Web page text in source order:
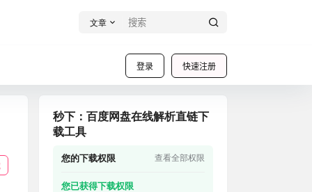
文章
登录 快速注册
秒下：百度网盘在线解析直链下
载工具
您的下载权限 查看全部权限
您已获得下载权限